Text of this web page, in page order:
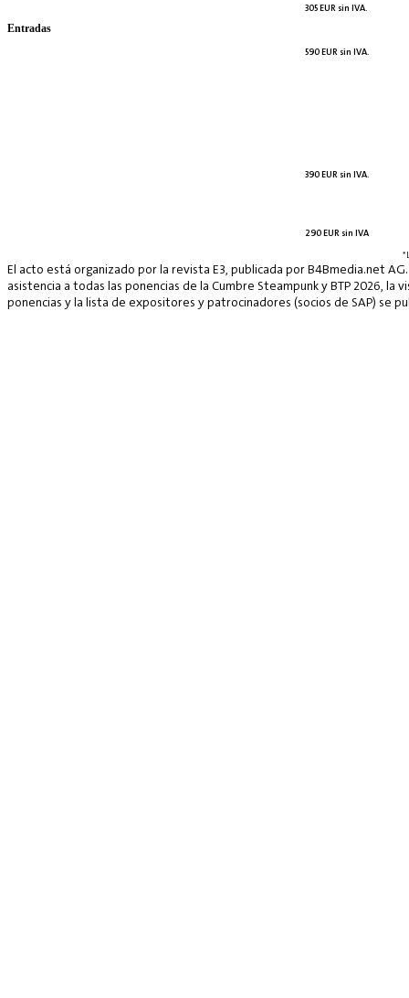
305 EUR sin IVA.
590 EUR sin IVA.
390 EUR sin IVA.
290 EUR sin IVA
Entradas
El acto está organizado por la revista E3, publicada por B4Bmedia.net
asistencia a todas las ponencias de la Cumbre Steampunk y BTP 2026,
ponencias y la lista de expositores y patrocinadores (socios de SAP) se